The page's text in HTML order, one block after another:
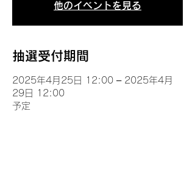
他のイベントを見る
抽選受付期間
2025年4月25日 12:00 – 2025年4月
29日 12:00
予定